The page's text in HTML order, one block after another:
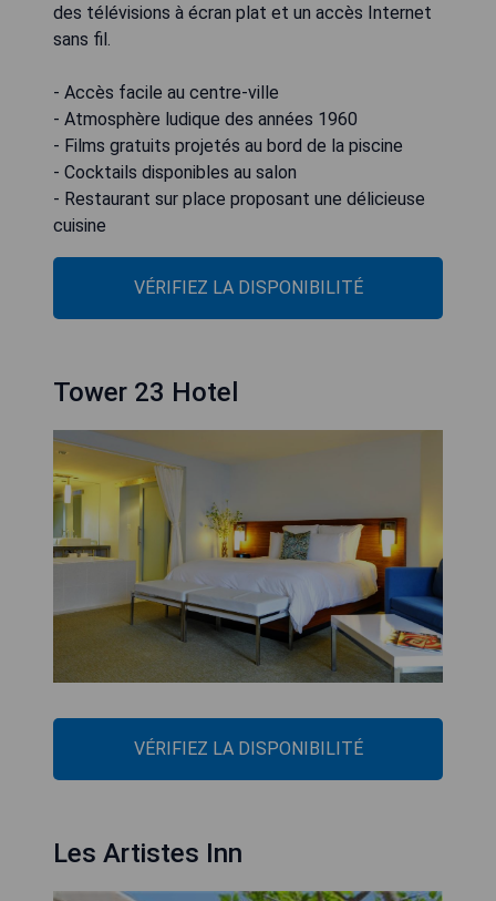
des télévisions à écran plat et un accès Internet
sans fil.
- Accès facile au centre-ville
- Atmosphère ludique des années 1960
- Films gratuits projetés au bord de la piscine
- Cocktails disponibles au salon
- Restaurant sur place proposant une délicieuse
cuisine
VÉRIFIEZ LA DISPONIBILITÉ
Tower 23 Hotel
VÉRIFIEZ LA DISPONIBILITÉ
Les Artistes Inn